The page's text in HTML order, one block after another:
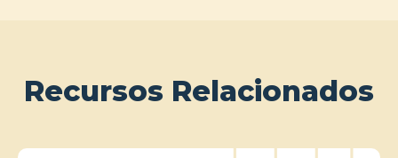
Recursos Relacionados